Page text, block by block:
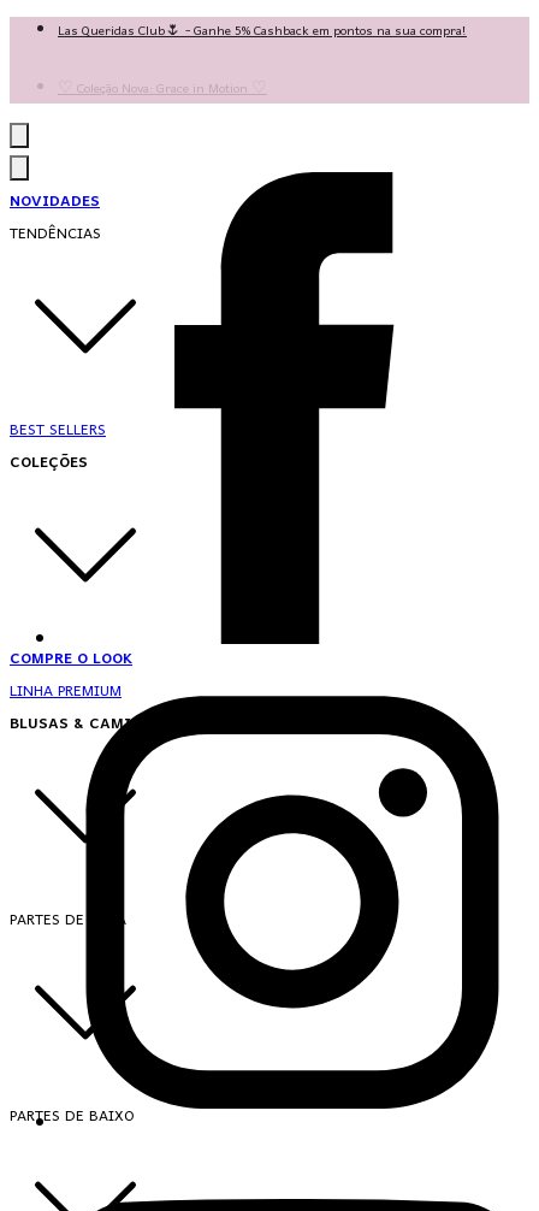
Las Queridas Club🌷 - Ganhe 5% Cashback em pontos na sua compra!
♡ Coleção Nova: Grace in Motion ♡
NOVIDADES
TENDÊNCIAS
BEST SELLERS
COLEÇÕES
COMPRE O LOOK
LINHA PREMIUM
BLUSAS & CAMISAS
PARTES DE CIMA
PARTES DE BAIXO